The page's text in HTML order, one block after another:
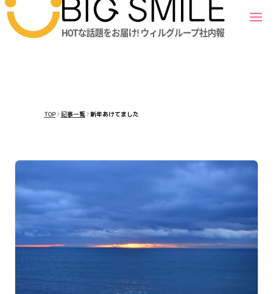
TOP 記事一覧 新年あけてました